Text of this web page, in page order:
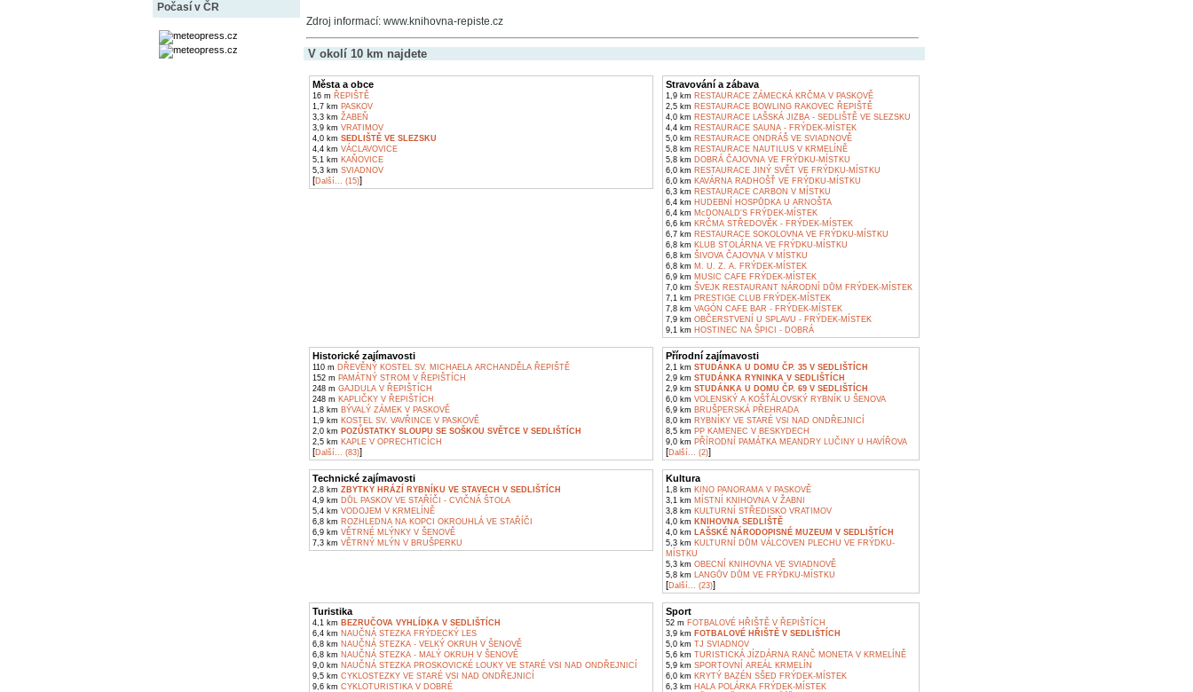
Počasí v ČR
Zdroj informací: www.knihovna-repiste.cz
V okolí 10 km najdete
Města a obce
16 m ŘEPIŠTĚ
1,7 km PASKOV
3,3 km ŽABEŇ
3,9 km VRATIMOV
4,0 km SEDLIŠTĚ VE SLEZSKU
4,4 km VÁCLAVOVICE
5,1 km KAŇOVICE
5,3 km SVIADNOV
[Další... (15)]
Stravování a zábava
1,9 km RESTAURACE ZÁMECKÁ KRČMA V PASKOVĚ
2,5 km RESTAURACE BOWLING RAKOVEC ŘEPIŠTĚ
4,0 km RESTAURACE LAŠSKÁ JIZBA - SEDLIŠTĚ VE SLEZSKU
4,4 km RESTAURACE SAUNA - FRÝDEK-MÍSTEK
5,0 km RESTAURACE ONDRÁŠ VE SVIADNOVĚ
5,8 km RESTAURACE NAUTILUS V KRMELÍNĚ
5,8 km DOBRÁ ČAJOVNA VE FRÝDKU-MÍSTKU
6,0 km RESTAURACE JINÝ SVĚT VE FRÝDKU-MÍSTKU
6,0 km KAVÁRNA RADHOŠŤ VE FRÝDKU-MÍSTKU
6,3 km RESTAURACE CARBON V MÍSTKU
6,4 km HUDEBNÍ HOSPŮDKA U ARNOŠTA
6,4 km McDONALD'S FRÝDEK-MÍSTEK
6,6 km KRČMA STŘEDOVĚK - FRÝDEK-MÍSTEK
6,7 km RESTAURACE SOKOLOVNA VE FRÝDKU-MÍSTKU
6,8 km KLUB STOLÁRNA VE FRÝDKU-MÍSTKU
6,8 km ŠIVOVA ČAJOVNA V MÍSTKU
6,8 km M. U. Z. A. FRÝDEK-MÍSTEK
6,9 km MUSIC CAFE FRÝDEK-MÍSTEK
7,0 km ŠVEJK RESTAURANT NÁRODNÍ DŮM FRÝDEK-MÍSTEK
7,1 km PRESTIGE CLUB FRÝDEK-MÍSTEK
7,8 km VAGÓN CAFE BAR - FRÝDEK-MÍSTEK
7,9 km OBČERSTVENÍ U SPLAVU - FRÝDEK-MÍSTEK
9,1 km HOSTINEC NA ŠPICI - DOBRÁ
Historické zajímavosti
110 m DŘEVĚNÝ KOSTEL SV. MICHAELA ARCHANDĚLA ŘEPIŠTĚ
152 m PAMÁTNÝ STROM V ŘEPIŠTÍCH
248 m GAJDULA V ŘEPIŠTÍCH
248 m KAPLIČKY V ŘEPIŠTÍCH
1,8 km BÝVALÝ ZÁMEK V PASKOVĚ
1,9 km KOSTEL SV. VAVŘINCE V PASKOVĚ
2,0 km POZŮSTATKY SLOUPU SE SOŠKOU SVĚTCE V SEDLIŠTÍCH
2,5 km KAPLE V OPRECHTICÍCH
[Další... (83)]
Přírodní zajímavosti
2,1 km STUDÁNKA U DOMU ČP. 35 V SEDLIŠTÍCH
2,9 km STUDÁNKA RYNINKA V SEDLIŠTÍCH
2,9 km STUDÁNKA U DOMU ČP. 69 V SEDLIŠTÍCH
6,0 km VOLENSKÝ A KOŠŤÁLOVSKÝ RYBNÍK U ŠENOVA
6,9 km BRUŠPERSKÁ PŘEHRADA
8,0 km RYBNÍKY VE STARÉ VSI NAD ONDŘEJNICÍ
8,5 km PP KAMENEC V BESKYDECH
9,0 km PŘÍRODNÍ PAMÁTKA MEANDRY LUČINY U HAVÍŘOVA
[Další... (2)]
Technické zajímavosti
2,8 km ZBYTKY HRÁZÍ RYBNÍKU VE STAVECH V SEDLIŠTÍCH
4,9 km DŮL PASKOV VE STAŘÍČI - CVIČNÁ ŠTOLA
5,4 km VODOJEM V KRMELÍNĚ
6,8 km ROZHLEDNA NA KOPCI OKROUHLÁ VE STAŘÍČI
6,9 km VĚTRNÉ MLÝNKY V ŠENOVĚ
7,3 km VĚTRNÝ MLÝN V BRUŠPERKU
Kultura
1,8 km KINO PANORAMA V PASKOVĚ
3,1 km MÍSTNÍ KNIHOVNA V ŽABNI
3,8 km KULTURNÍ STŘEDISKO VRATIMOV
4,0 km KNIHOVNA SEDLIŠTĚ
4,0 km LAŠSKÉ NÁRODOPISNÉ MUZEUM V SEDLIŠTÍCH
5,3 km KULTURNÍ DŮM VÁLCOVEN PLECHU VE FRÝDKU-
MÍSTKU
5,3 km OBECNÍ KNIHOVNA VE SVIADNOVĚ
5,8 km LANGŮV DŮM VE FRÝDKU-MÍSTKU
[Další... (23)]
Turistika
4,1 km BEZRUČOVA VYHLÍDKA V SEDLIŠTÍCH
6,4 km NAUČNÁ STEZKA FRÝDECKÝ LES
6,8 km NAUČNÁ STEZKA - VELKÝ OKRUH V ŠENOVĚ
6,8 km NAUČNÁ STEZKA - MALÝ OKRUH V ŠENOVĚ
9,0 km NAUČNÁ STEZKA PROSKOVICKÉ LOUKY VE STARÉ VSI NAD ONDŘEJNICÍ
9,5 km CYKLOSTEZKY VE STARÉ VSI NAD ONDŘEJNICÍ
9,6 km CYKLOTURISTIKA V DOBRÉ
Sport
52 m FOTBALOVÉ HŘIŠTĚ V ŘEPIŠTÍCH
3,9 km FOTBALOVÉ HŘIŠTĚ V SEDLIŠTÍCH
5,0 km TJ SVIADNOV
5,6 km TURISTICKÁ JÍZDÁRNA RANČ MONETA V KRMELÍNĚ
5,9 km SPORTOVNÍ AREÁL KRMELÍN
6,0 km KRYTÝ BAZÉN SŠED FRÝDEK-MÍSTEK
6,3 km HALA POLÁRKA FRÝDEK-MÍSTEK